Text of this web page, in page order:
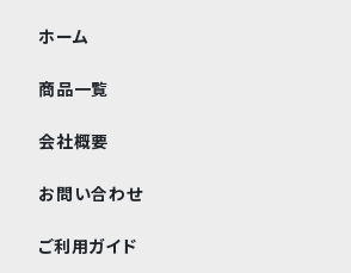
ホーム
商品一覧
会社概要
お問い合わせ
ご利用ガイド